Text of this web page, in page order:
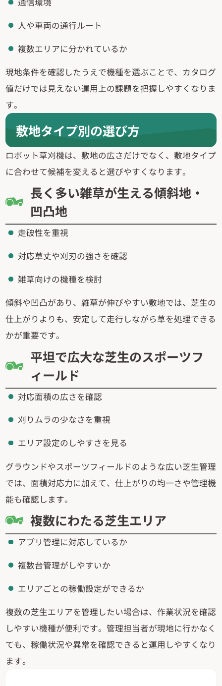
人や車両の通行ルート
複数エリアに分かれているか
現地条件を確認したうえで機種を選ぶことで、カタログ
値だけでは見えない運用上の課題を把握しやすくなりま
す。
敷地タイプ別の選び方
ロボット草刈機は、敷地の広さだけでなく、敷地タイプ
に合わせて候補を変えると選びやすくなります。
長く多い雑草が生える傾斜地・
凹凸地
走破性を重視
対応草丈や刈刃の強さを確認
雑草向けの機種を検討
傾斜や凹凸があり、雑草が伸びやすい敷地では、芝生の
仕上がりよりも、安定して走行しながら草を処理できる
かが重要です。
平坦で広大な芝生のスポーツフ
ィールド
対応面積の広さを確認
刈りムラの少なさを重視
エリア設定のしやすさを見る
グラウンドやスポーツフィールドのような広い芝生管理
では、面積対応力に加えて、仕上がりの均一さや管理機
能も確認します。
複数にわたる芝生エリア
アプリ管理に対応しているか
複数台管理がしやすいか
エリアごとの稼働設定ができるか
複数の芝生エリアを管理したい場合は、作業状況を確認
しやすい機種が便利です。管理担当者が現地に行かなく
ても、稼働状況や異常を確認できると運用しやすくなり
ます。